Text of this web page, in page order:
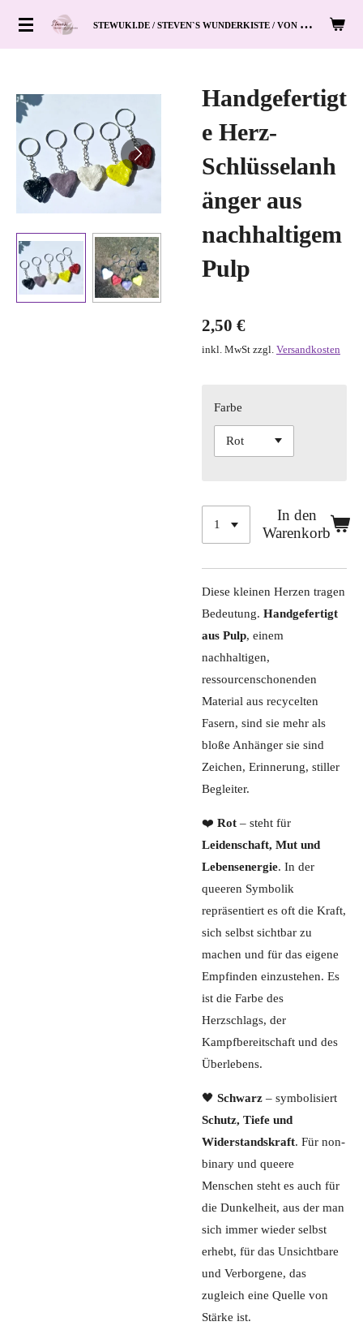
Zum
S
TEWUKI.DE / STEVEN`S WUNDERKISTE / VON HAND ZUM HERZ
Handgefertigt
e Herz-
Schlüsselanh
änger aus
nachhaltigem
Pulp
2,50 €
inkl. MwSt zzgl. Versandkosten
Farbe
In den
Warenkorb
Diese kleinen Herzen tragen
Bedeutung. Handgefertigt
aus Pulp, einem
nachhaltigen,
ressourcenschonenden
Material aus recycelten
Fasern, sind sie mehr als
bloße Anhänger sie sind
Zeichen, Erinnerung, stiller
Begleiter.
❤️ Rot – steht für
Leidenschaft, Mut und
Lebensenergie. In der
queeren Symbolik
repräsentiert es oft die Kraft,
sich selbst sichtbar zu
machen und für das eigene
Empfinden einzustehen. Es
ist die Farbe des
Herzschlags, der
Kampfbereitschaft und des
Überlebens.
🖤 Schwarz – symbolisiert
Schutz, Tiefe und
Widerstandskraft. Für non-
binary und queere
Menschen steht es auch für
die Dunkelheit, aus der man
sich immer wieder selbst
erhebt, für das Unsichtbare
und Verborgene, das
zugleich eine Quelle von
Stärke ist.